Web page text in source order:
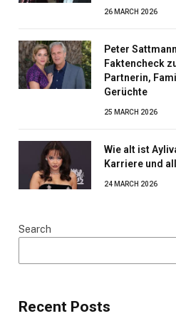
26 MARCH 2026
Peter
Faktencheck
Partnerin,
Gerüchte
25 MARCH 2026
Wie alt ist
Karriere und
24 MARCH 2026
Search
Recent Posts